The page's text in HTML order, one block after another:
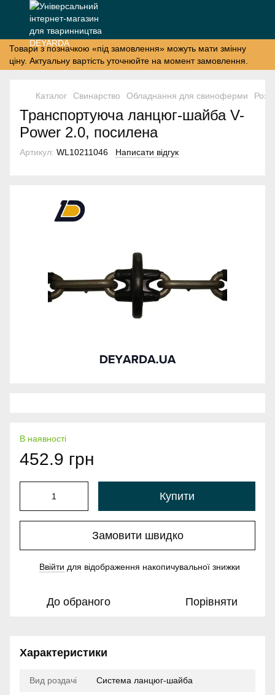
Товари з позначкою «під замовлення» можуть мати змінну
ціну. Актуальну вартість уточнюйте на момент замовлення.
Каталог Свинарство Обладнання для свиноферми
Транспортуюча ланцюг-шайба V-
Power 2.0, посилена
Артикул: WL10211046 Написати відгук
В наявності
452.9 грн
Купити
Замовити швидко
Ввійти для відображення накопичувальної знижки
До обраного Порівняти
Характеристики
Вид роздачі Система ланцюг-шайба